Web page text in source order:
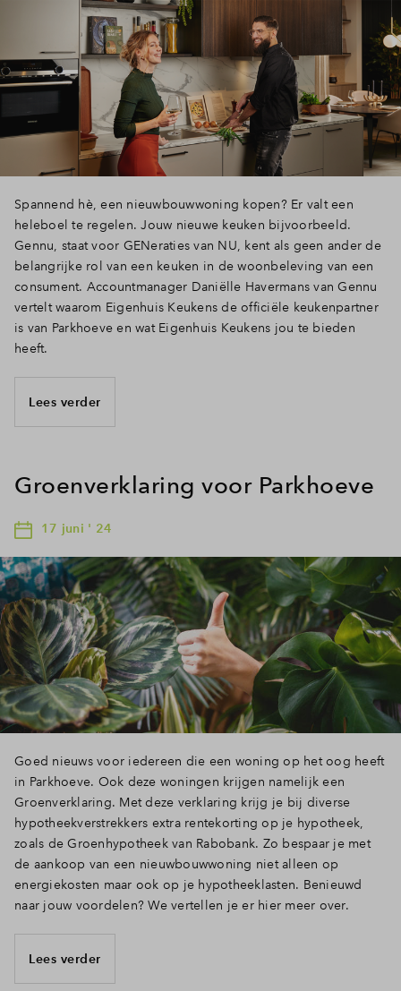
Spannend hè, een nieuwbouwwoning kopen? Er valt een
heleboel te regelen. Jouw nieuwe keuken bijvoorbeeld.
Gennu, staat voor GENeraties van NU, kent als geen ander de
belangrijke rol van een keuken in de woonbeleving van een
consument. Accountmanager Daniëlle Havermans van Gennu
vertelt waarom Eigenhuis Keukens de officiële keukenpartner
is van Parkhoeve en wat Eigenhuis Keukens jou te bieden
heeft.
Lees verder
Groenverklaring voor Parkhoeve
17 juni ' 24
Goed nieuws voor iedereen die een woning op het oog heeft
in Parkhoeve. Ook deze woningen krijgen namelijk een
Groenverklaring. Met deze verklaring krijg je bij diverse
hypotheekverstrekkers extra rentekorting op je hypotheek,
zoals de Groenhypotheek van Rabobank. Zo bespaar je met
de aankoop van een nieuwbouwwoning niet alleen op
energiekosten maar ook op je hypotheeklasten. Benieuwd
naar jouw voordelen? We vertellen je er hier meer over.
Lees verder